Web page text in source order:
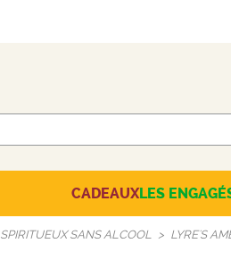
CADEAUXLES
SPIRITUEUX SANS ALCOOL LYRE'S